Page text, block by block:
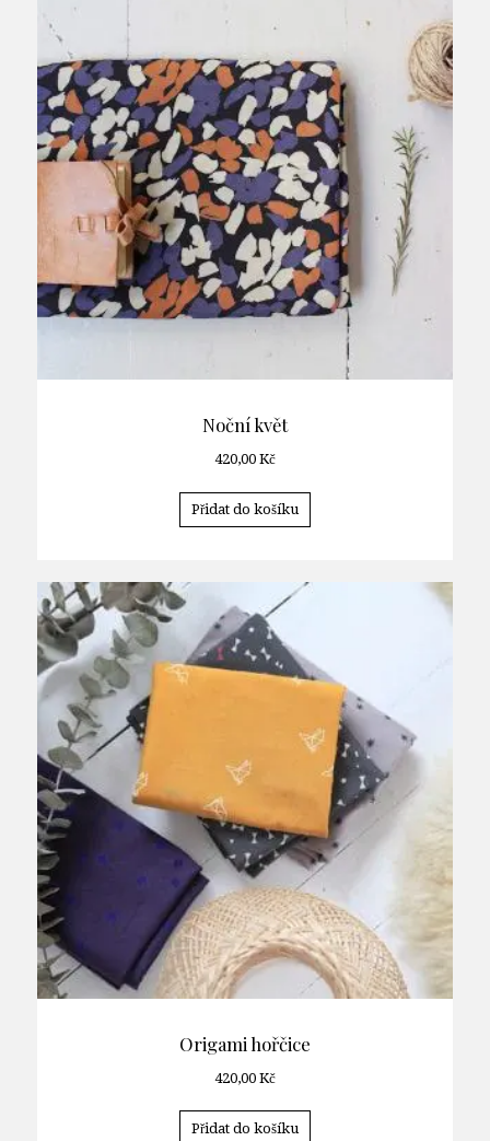
Noční květ
420,00 Kč
Přidat do košíku
Origami hořčice
420,00 Kč
Přidat do košíku